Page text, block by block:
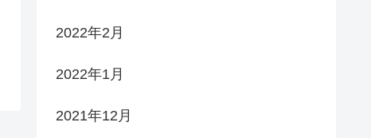
2022年2月
2022年1月
2021年12月